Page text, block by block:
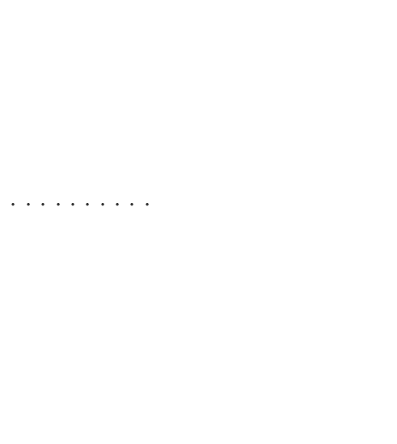
・・・・・・・・・